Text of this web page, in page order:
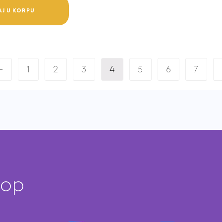
U KORPU
1 2 3 4 5 6 7